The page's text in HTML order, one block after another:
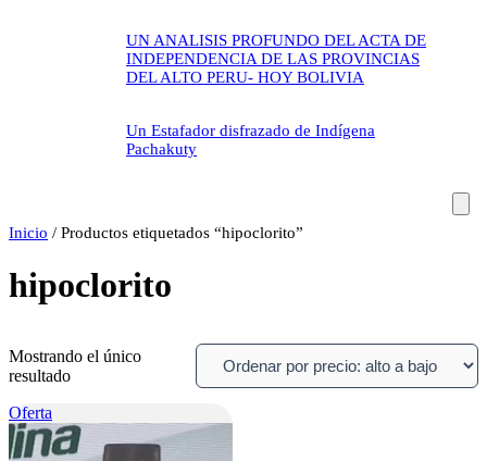
UN ANALISIS PROFUNDO DEL ACTA DE
INDEPENDENCIA DE LAS PROVINCIAS
DEL ALTO PERU- HOY BOLIVIA
Un Estafador disfrazado de Indígena
Pachakuty
Inicio / Productos etiquetados “hipoclorito”
hipoclorito
Mostrando el único
resultado
Oferta
en
oferta